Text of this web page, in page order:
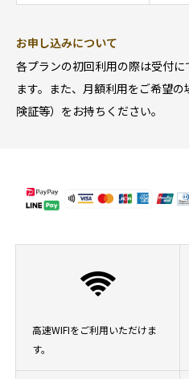
お申し込みについて
各プランの初回利用の際は受付
ます。また、月額利用をご希望
険証等）をお持ちください。
高速WIFIをご利用いただけま
す。